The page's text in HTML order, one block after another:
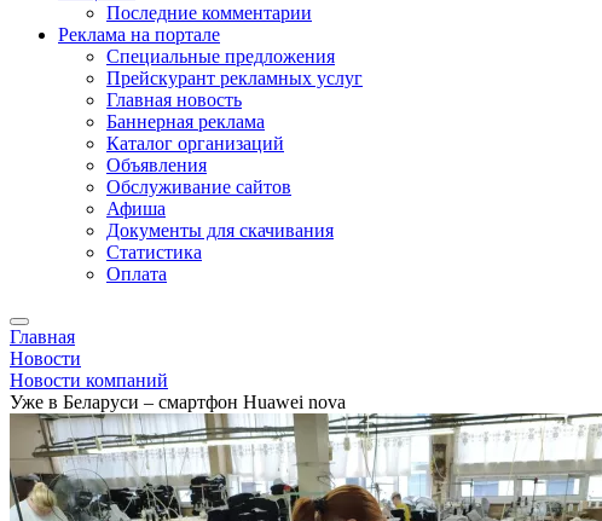
Последние комментарии
Реклама на портале
Специальные предложения
Прейскурант рекламных услуг
Главная новость
Баннерная реклама
Каталог организаций
Объявления
Обслуживание сайтов
Афиша
Документы для скачивания
Статистика
Оплата
Главная
Новости
Новости компаний
Уже в Беларуси – смартфон Huawei nova